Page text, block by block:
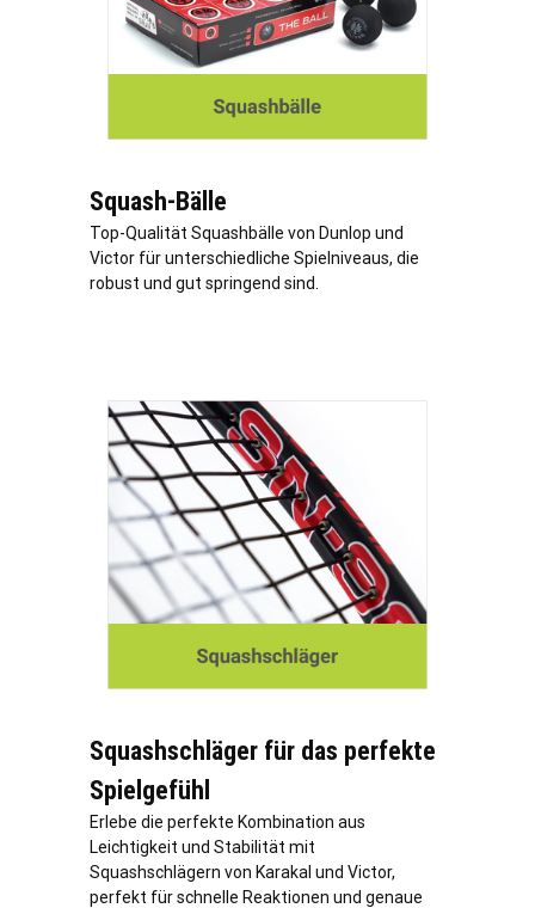
Squash-Bälle
Top-Qualität Squashbälle von Dunlop und
Victor für unterschiedliche Spielniveaus, die
robust und gut springend sind.
Squashschläger für das perfekte
Spielgefühl
Erlebe die perfekte Kombination aus
Leichtigkeit und Stabilität mit
Squashschlägern von Karakal und Victor,
perfekt für schnelle Reaktionen und genaue